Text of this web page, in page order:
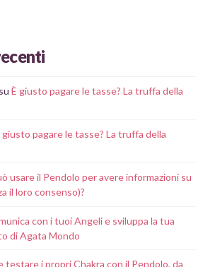
su È giusto pagare le tasse? La truffa della
giusto pagare le tasse? La truffa della
usare il Pendolo per avere informazioni su
il loro consenso)?
con i tuoi Angeli e sviluppa la tua
di Agata Mondo
testare i propri Chakra con il Pendolo, da